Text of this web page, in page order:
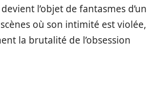
l’objet de fantasmes d’un
où son intimité est violée,
la brutalité de l’obsession